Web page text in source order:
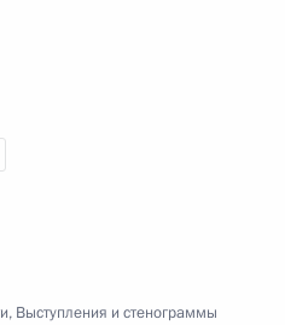
, Выступления и стенограммы